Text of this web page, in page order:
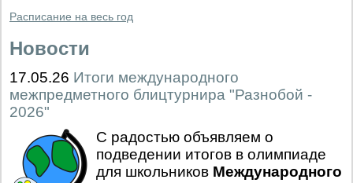
Расписание на весь год
Новости
17.05.26 Итоги международного
межпредметного блицтурнира "Разнобой -
2026"
С радостью объявляем о
подведении итогов в олимпиаде
для школьников Международного